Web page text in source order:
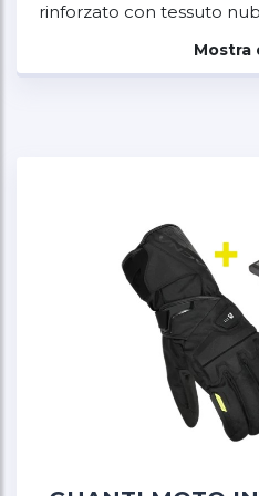
rinforzato con tessuto
La Dual Power
scegliere tra
Sono disponibili 4 livelli di
dei quali è indicato dal
livello della batteria.
della mano indica anche
consente di cambiare il
La fibbia del cinturino da
un angolo di 30 gradi
vista ergonomico,
Mostra